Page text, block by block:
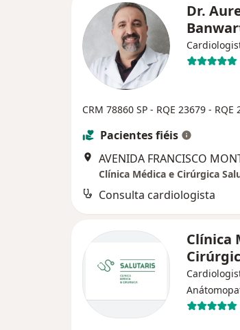
Dr.
CRM 78860 SP - RQE 23679 - RQE
Pacientes fiéis
Clínica Médica e Cirúrgica
Consulta cardiologista
Clínica